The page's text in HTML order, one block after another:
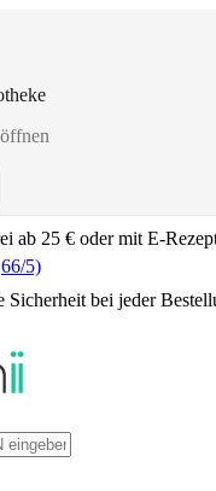
ab 25 € oder mit E-
/5)
Sicherheit bei jeder